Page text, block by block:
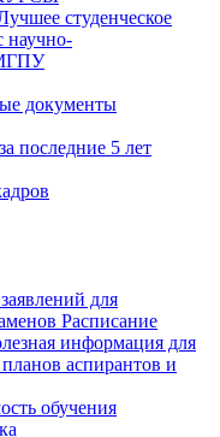
студенческое
научно-
МГПУ
документы
последние 5 лет
для
Расписание
информация для
аспирантов и
обучения